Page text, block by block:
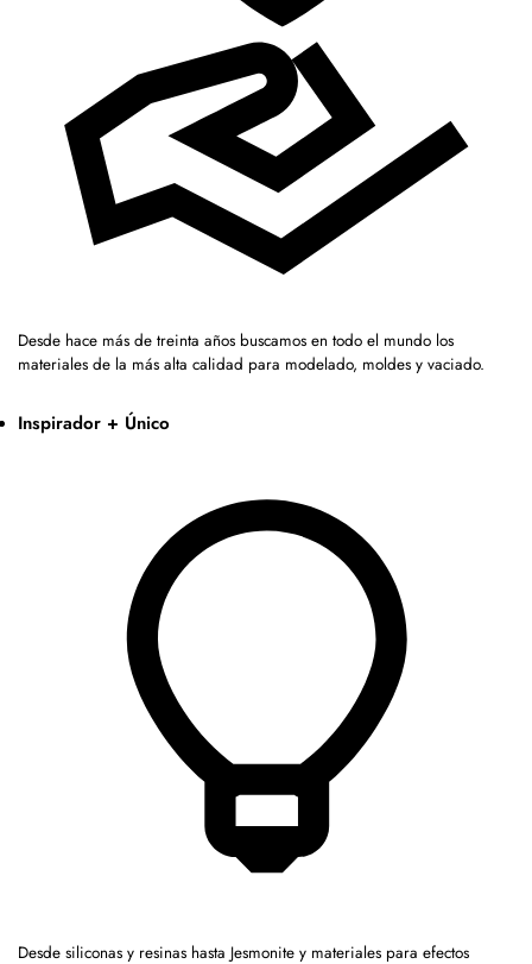
Desde hace más de treinta años buscamos en todo el mundo los
materiales de la más alta calidad para modelado, moldes y vaciado.
Inspirador + Único
Desde siliconas y resinas hasta Jesmonite y materiales para efectos